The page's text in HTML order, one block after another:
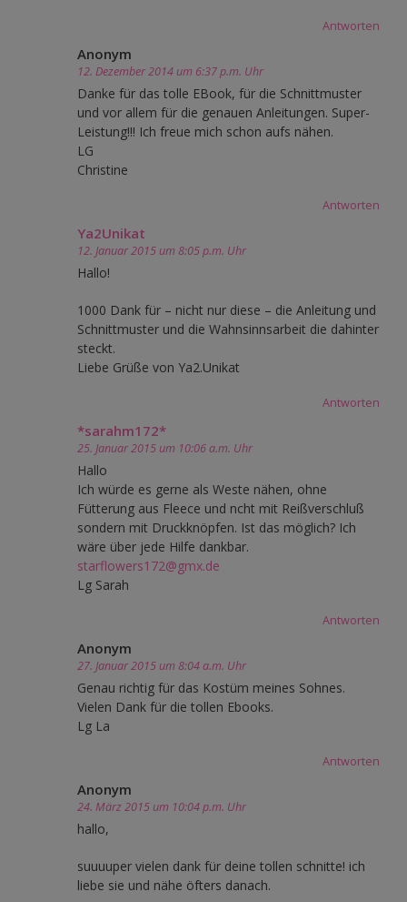
Antworten
Anonym
12. Dezember 2014 um 6:37 p.m. Uhr
Danke für das tolle EBook, für die Schnittmuster
und vor allem für die genauen Anleitungen. Super-
Leistung!!! Ich freue mich schon aufs nähen.
LG
Christine
Antworten
Ya2Unikat
12. Januar 2015 um 8:05 p.m. Uhr
Hallo!
1000 Dank für – nicht nur diese – die Anleitung und
Schnittmuster und die Wahnsinnsarbeit die dahinter
steckt.
Liebe Grüße von Ya2.Unikat
Antworten
*sarahm172*
25. Januar 2015 um 10:06 a.m. Uhr
Hallo
Ich würde es gerne als Weste nähen, ohne
Fütterung aus Fleece und ncht mit Reißverschluß
sondern mit Druckknöpfen. Ist das möglich? Ich
wäre über jede Hilfe dankbar.
starflowers172@gmx.de
Lg Sarah
Antworten
Anonym
27. Januar 2015 um 8:04 a.m. Uhr
Genau richtig für das Kostüm meines Sohnes.
Vielen Dank für die tollen Ebooks.
Lg La
Antworten
Anonym
24. März 2015 um 10:04 p.m. Uhr
hallo,
suuuuper vielen dank für deine tollen schnitte! ich
liebe sie und nähe öfters danach.